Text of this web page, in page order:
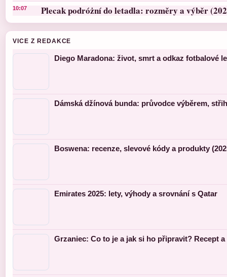
10:07 Plecak podróżní do letadla: rozměry a výběr
VICE Z REDAKCE
Diego Maradona: život, smrt a odkaz fotbalové
Dámská džínová bunda: průvodce výběrem,
Boswena: recenze, slevové kódy a produkty
Emirates 2025: lety, výhody a srovnání s Qatar
Grzaniec: Co to je a jak si ho připravit? Recept